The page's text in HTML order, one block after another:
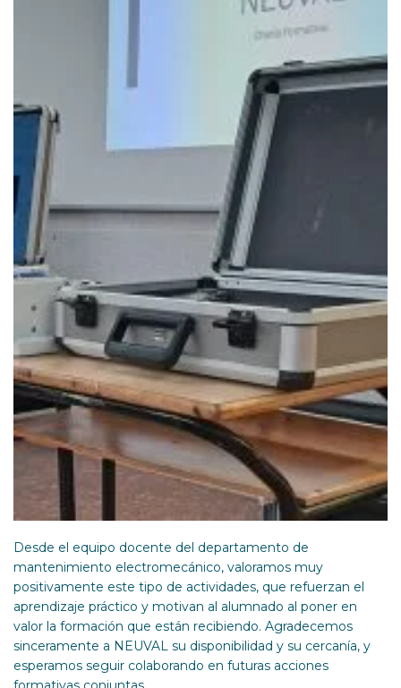
Desde el equipo docente del departamento de
mantenimiento electromecánico, valoramos muy
positivamente este tipo de actividades, que refuerzan el
aprendizaje práctico y motivan al alumnado al poner en
valor la formación que están recibiendo. Agradecemos
sinceramente a NEUVAL su disponibilidad y su cercanía, y
esperamos seguir colaborando en futuras acciones